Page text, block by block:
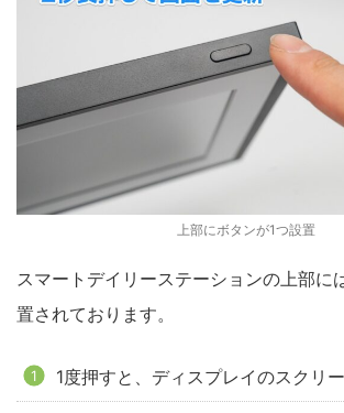
上部にボタンが1つ設置
スマートデイリーステーションの上部に
置されております。
1度押すと、ディスプレイのスクリ